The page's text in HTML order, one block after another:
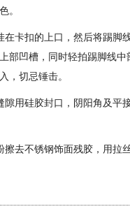
。
卡扣的上口，然后将踢脚
部凹槽，同时轻拍踢脚线
，切忌锤击。
用硅胶封口，阴阳角及平
去不锈钢饰面残胶，用拉